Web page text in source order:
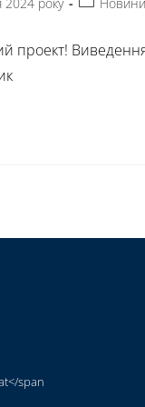
2024 року Новини
проект!
</span